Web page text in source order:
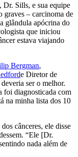
Sills, e sua equipe
graves – carcinoma de
glândula apócrina do
que iniciou
estava viajando
Bergman,
e Diretor de
ser o melhor.
foi diagnosticada com
na minha lista dos 10
cânceres, ele disse
“Ele [Dr.
nada além de